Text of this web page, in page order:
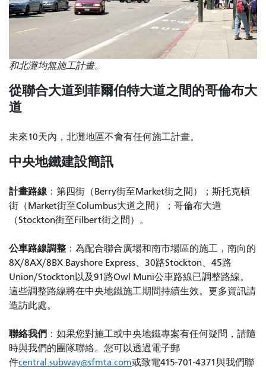
和北灘均無施工計畫。
從聯合大道到菲爾伯特大道之間的哥倫布大
道
未來10天內，北灘地區不會有任何施工計畫。
中央地鐵建設簡訊
計畫路線 ：第四街（Berry街至Market街之間）；斯托克頓
街（Market街至Columbus大道之間）；哥倫布大道
（Stockton街至Filbert街之間）。
公車路線調整 ：為配合聯合廣場和南市場區的施工，南向的
8X/8AX/8BX Bayshore Express、30路Stockton、45路
Union/Stockton以及91路Owl Muni公車路線已調整路線。
這些調整路線將在中央地鐵施工期間持續生效。更多資訊請
造訪此處。
聯絡我們 ：如果您對施工或中央地鐵專案有任何疑問，請隨
時與我們的團隊聯絡。您可以透過電子郵
件central.subway@sfmta.com或致電415-701-4371與我們聯